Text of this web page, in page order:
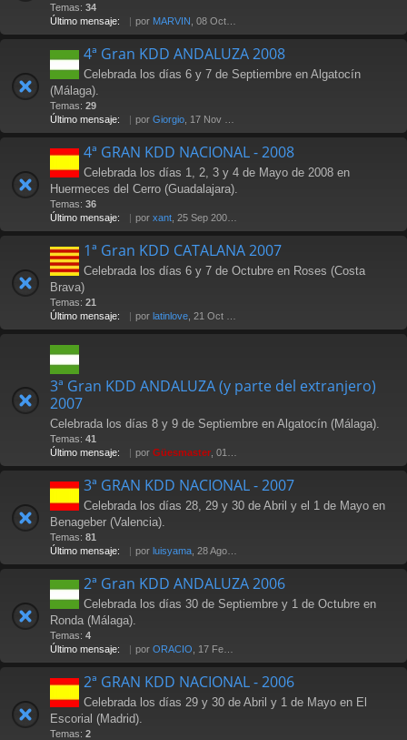
Temas: 34
Último mensaje:
por MARVIN , 08 Oct 2008 09:59
4ª Gran KDD ANDALUZA 2008
Celebrada los días 6 y 7 de Septiembre en Algatocín
(Málaga).
Temas: 29
Último mensaje:
por Giorgio , 17 Nov 2009 22:01
4ª GRAN KDD NACIONAL - 2008
Celebrada los días 1, 2, 3 y 4 de Mayo de 2008 en
Huermeces del Cerro (Guadalajara).
Temas: 36
Último mensaje:
por xant , 25 Sep 2008 11:02
1ª Gran KDD CATALANA 2007
Celebrada los días 6 y 7 de Octubre en Roses (Costa
Brava)
Temas: 21
Último mensaje:
por latinlove , 21 Oct 2007 20:28
3ª Gran KDD ANDALUZA (y parte del extranjero)
2007
Celebrada los días 8 y 9 de Septiembre en Algatocín (Málaga).
Temas: 41
Último mensaje:
por Güesmaster , 01 Oct 2007 02:36
3ª GRAN KDD NACIONAL - 2007
Celebrada los días 28, 29 y 30 de Abril y el 1 de Mayo en
Benageber (Valencia).
Temas: 81
Último mensaje:
por luisyama , 28 Ago 2009 19:24
2ª Gran KDD ANDALUZA 2006
Celebrada los días 30 de Septiembre y 1 de Octubre en
Ronda (Málaga).
Temas: 4
Último mensaje:
por ORACIO , 17 Feb 2007 23:29
2ª GRAN KDD NACIONAL - 2006
Celebrada los días 29 y 30 de Abril y 1 de Mayo en El
Escorial (Madrid).
Temas: 2